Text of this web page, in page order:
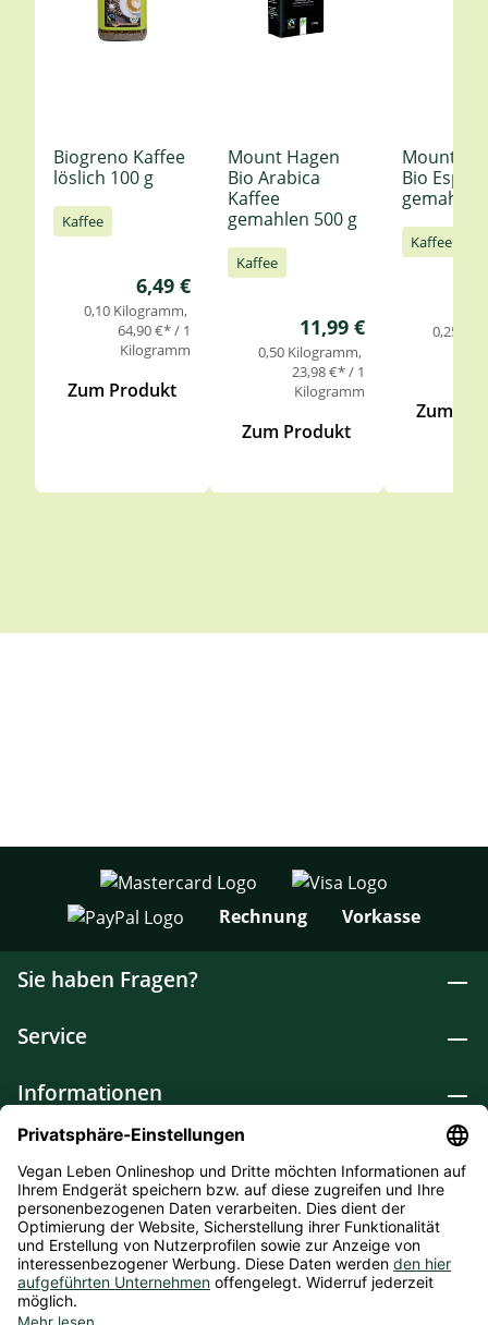
Biogreno Kaffee
löslich 100 g
Kaffee
Regulärer Preis:
6,49 €
0,10 Kilogramm
64,90 €* / 1
Kilogramm
Zum Produkt
Mount Hagen
Bio Arabica
Kaffee
gemahlen 500 g
Kaffee
Regulärer Preis:
11,99 €
0,50 Kilogramm
23,98 €* / 1
Kilogramm
Zum Produkt
Mount
Bio
gemahlen
Kaffee
0,25
Zum
Rechnung Vorkasse
Sie haben Fragen?
Service
Informationen
Lebensmittel
Drogerie
Weitere Kategorien
* Alle Preise inkl. gesetzl. Mehrwertsteuer zzgl.